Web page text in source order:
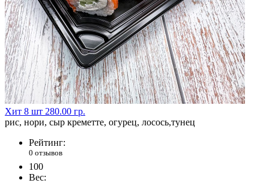
Хит 8 шт 280.00 гр.
рис, нори, сыр креметте, огурец, лосось,тунец
Рейтинг:
0 отзывов
100
Вес: